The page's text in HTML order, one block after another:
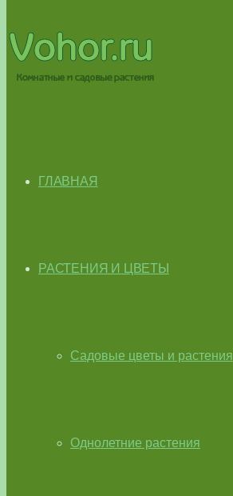
ГЛАВНАЯ
РАСТЕНИЯ И ЦВЕТЫ
Садовые цветы и растения
Однолетние растения